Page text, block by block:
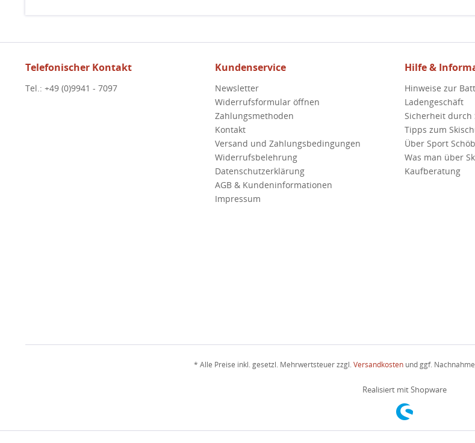
Telefonischer Kontakt
Tel.: +49 (0)9941 - 7097
Kundenservice
Newsletter
Widerrufsformular öffnen
Zahlungsmethoden
Kontakt
Versand und Zahlungsbedingungen
Widerrufsbelehrung
Datenschutzerklärung
AGB & Kundeninformationen
Impressum
Hilfe &
Hinweise zur
Ladengeschäft
Sicherheit durch
Tipps zum
Über Sport
Was man über
Kaufberatung
* Alle Preise inkl. gesetzl. Mehrwertsteuer zzgl. Versandkostenund ggf.
Realisiert mit Shopware